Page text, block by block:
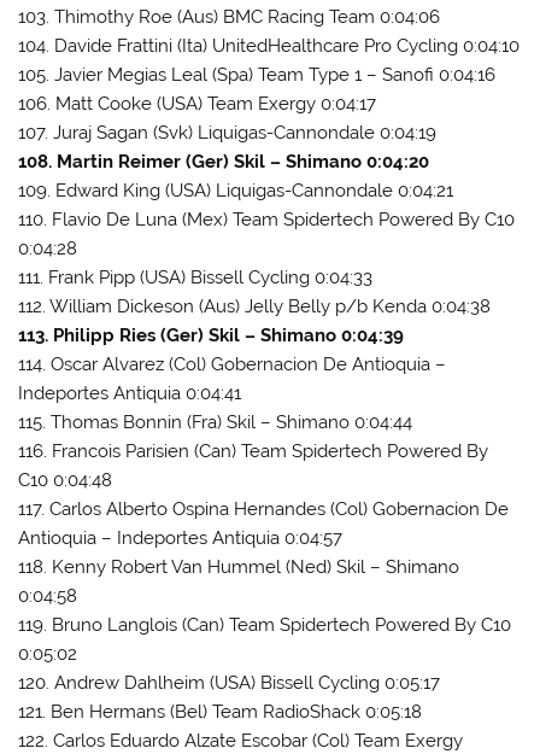
103. Thimothy Roe (Aus) BMC Racing Team 0:04:06
104. Davide Frattini (Ita) UnitedHealthcare Pro Cycling 0:04:10
105. Javier Megias Leal (Spa) Team Type 1 – Sanofi 0:04:16
106. Matt Cooke (USA) Team Exergy 0:04:17
107. Juraj Sagan (Svk) Liquigas-Cannondale 0:04:19
108. Martin Reimer (Ger) Skil – Shimano 0:04:20
109. Edward King (USA) Liquigas-Cannondale 0:04:21
110. Flavio De Luna (Mex) Team Spidertech Powered By C10
0:04:28
111. Frank Pipp (USA) Bissell Cycling 0:04:33
112. William Dickeson (Aus) Jelly Belly p/b Kenda 0:04:38
113. Philipp Ries (Ger) Skil – Shimano 0:04:39
114. Oscar Alvarez (Col) Gobernacion De Antioquia –
Indeportes Antiquia 0:04:41
115. Thomas Bonnin (Fra) Skil – Shimano 0:04:44
116. Francois Parisien (Can) Team Spidertech Powered By
C10 0:04:48
117. Carlos Alberto Ospina Hernandes (Col) Gobernacion De
Antioquia – Indeportes Antiquia 0:04:57
118. Kenny Robert Van Hummel (Ned) Skil – Shimano
0:04:58
119. Bruno Langlois (Can) Team Spidertech Powered By C10
0:05:02
120. Andrew Dahlheim (USA) Bissell Cycling 0:05:17
121. Ben Hermans (Bel) Team RadioShack 0:05:18
122. Carlos Eduardo Alzate Escobar (Col) Team Exergy